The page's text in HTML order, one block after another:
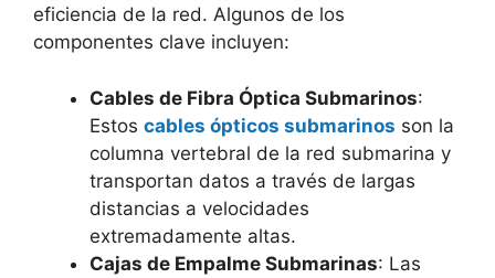
eficiencia de la red. Algunos de los
componentes clave incluyen:
Cables de Fibra Óptica Submarinos:
Estos cables ópticos submarinos son la
columna vertebral de la red submarina y
transportan datos a través de largas
distancias a velocidades
extremadamente altas.
Cajas de Empalme Submarinas: Las